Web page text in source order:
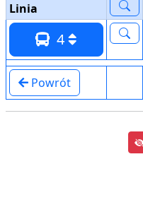
Linia
4
Powrót